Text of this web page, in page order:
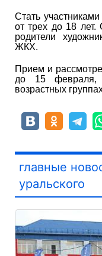
Стать
от трех до 18 лет.
родители
ЖКХ.
Прием и
до 15 февраля,
возрастных
главные
уральского